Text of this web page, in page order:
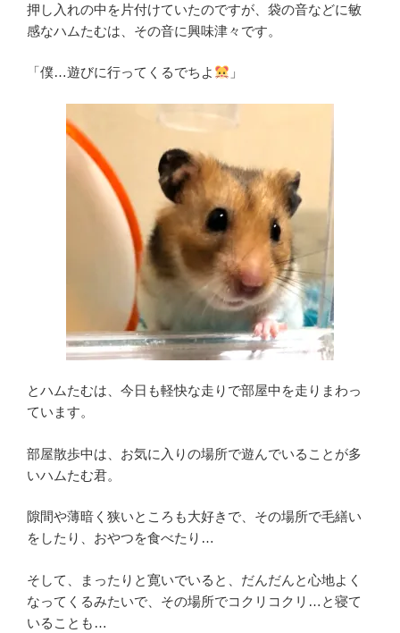
押し入れの中を片付けていたのですが、袋の音などに敏
感なハムたむは、その音に興味津々です。
「僕…遊びに行ってくるでちよ 」
とハムたむは、今日も軽快な走りで部屋中を走りまわっ
ています。
部屋散歩中は、お気に入りの場所で遊んでいることが多
いハムたむ君。
隙間や薄暗く狭いところも大好きで、その場所で毛繕い
をしたり、おやつを食べたり…
そして、まったりと寛いでいると、だんだんと心地よく
なってくるみたいで、その場所でコクリコクリ…と寝て
いることも…